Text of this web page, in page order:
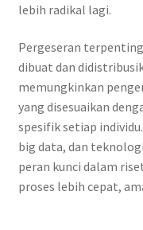
lebih radikal lagi.
Pergeseran
dibuat dan
memungkinkan
yang disesuaikan
spesifik setiap
big data, dan
peran kunci dalam
proses lebih cepat,